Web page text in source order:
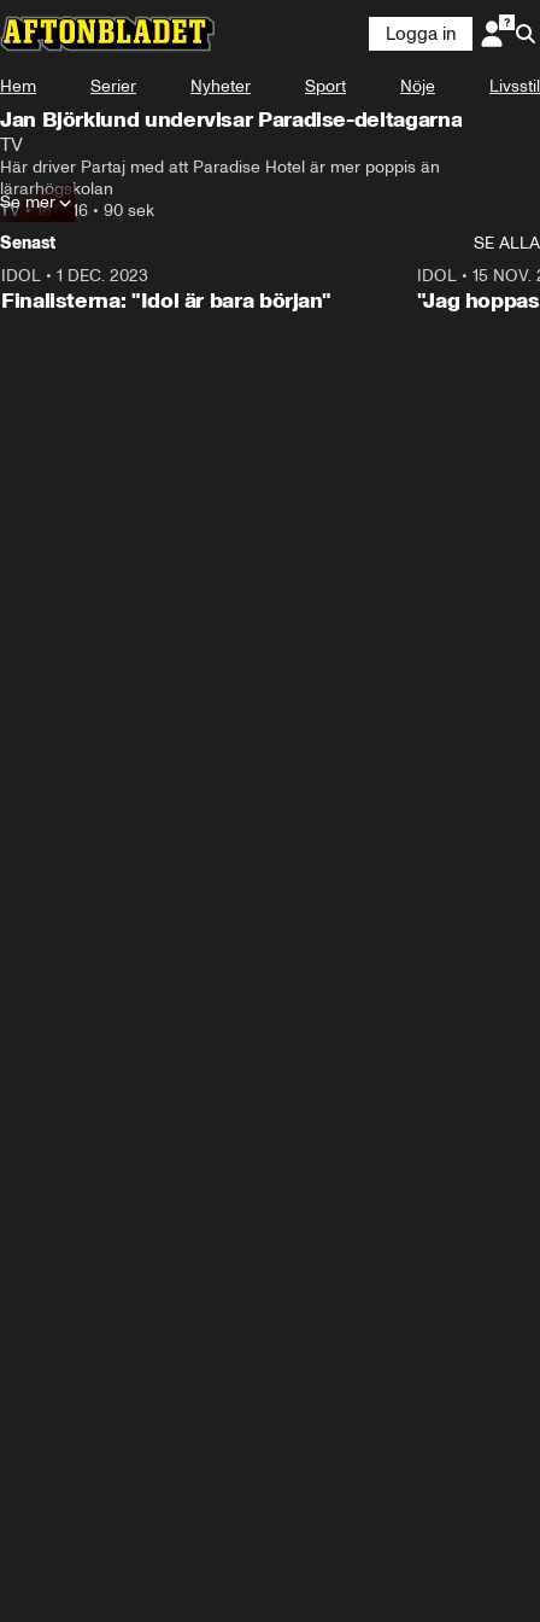
Logga in
Hem Serier Nyheter Sport Nöje Livsstil
Jan Björklund undervisar Paradise-deltagarna
TV
Här driver Partaj med att Paradise Hotel är mer poppis än
lärarhögskolan
TV •18.07.16 • 90 sek
Se mer
Senast
SE ALLA
IDOL • 1 DEC. 2023
Finalisterna: "Idol är bara början"
IDOL• 15 NOV.
"Jag